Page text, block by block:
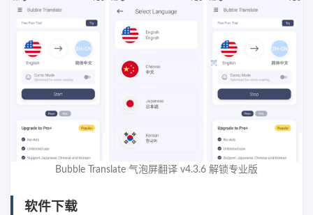
Bubble Translate 气泡屏翻译 v4.3.6 解锁专业版
软件下载